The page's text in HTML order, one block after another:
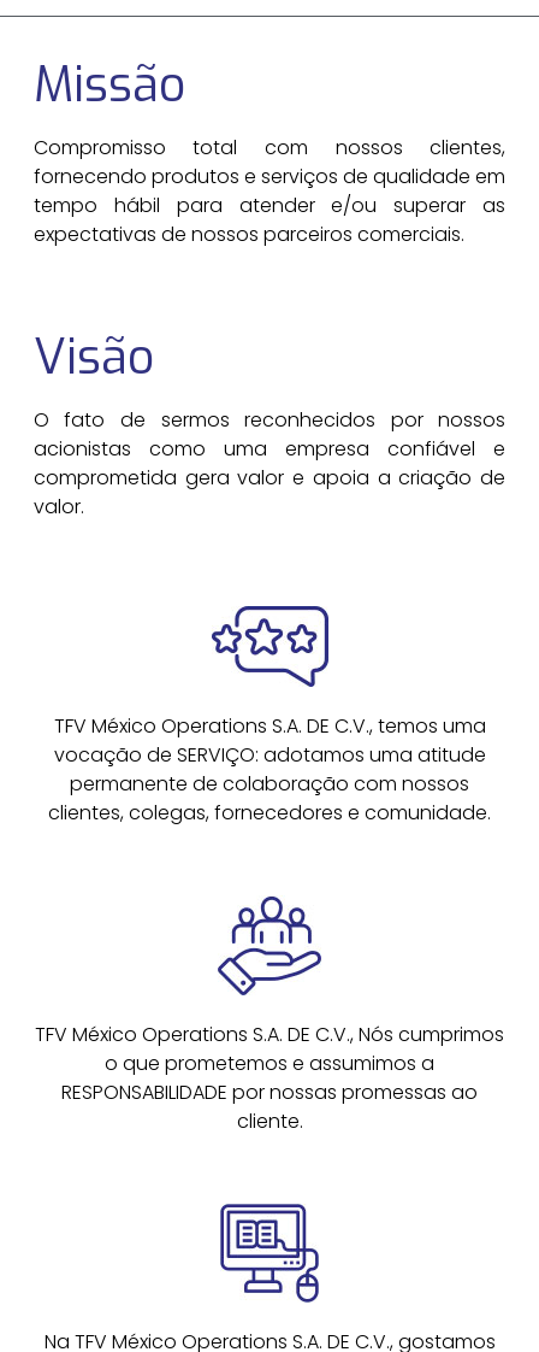
Missão
Compromisso total com nossos clientes,
fornecendo produtos e serviços de qualidade em
tempo hábil para atender e/ou superar as
expectativas de nossos parceiros comerciais.
Visão
O fato de sermos reconhecidos por nossos
acionistas como uma empresa confiável e
comprometida gera valor e apoia a criação de
valor.
TFV México Operations S.A. DE C.V., temos uma
vocação de SERVIÇO: adotamos uma atitude
permanente de colaboração com nossos
clientes, colegas, fornecedores e comunidade.
TFV México Operations S.A. DE C.V., Nós cumprimos
o que prometemos e assumimos a
RESPONSABILIDADE por nossas promessas ao
cliente.
Na TFV México Operations S.A. DE C.V., gostamos